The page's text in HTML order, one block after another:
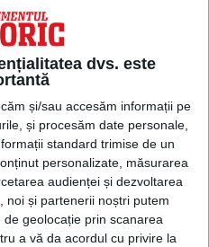
dvs. este
și/sau accesăm informații pe
și procesăm date personale,
standard trimise de un
personalizate, măsurarea
audienței și dezvoltarea
noi și partenerii noștri putem
geolocație prin scanarea
a vă da acordul cu privire la
Victoriei, nr.12, între
Lipscani, se află
– Zlatari.
prezentă mâna
Oamenii îl
luminoasă a vieții
viață
și pentru